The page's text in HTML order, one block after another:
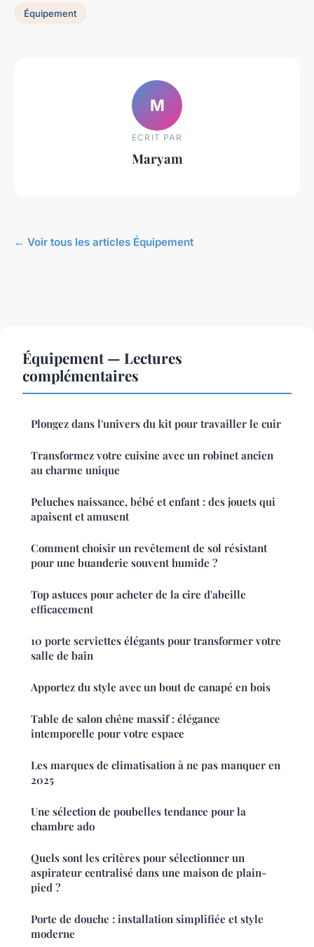
Équipement
M
ECRIT PAR
Maryam
← Voir tous les articles Équipement
Équipement — Lectures
complémentaires
Plongez dans l'univers du kit pour travailler le cuir
Transformez votre cuisine avec un robinet ancien
au charme unique
Peluches naissance, bébé et enfant : des jouets qui
apaisent et amusent
Comment choisir un revêtement de sol résistant
pour une buanderie souvent humide ?
Top astuces pour acheter de la cire d'abeille
efficacement
10 porte serviettes élégants pour transformer votre
salle de bain
Apportez du style avec un bout de canapé en bois
Table de salon chêne massif : élégance
intemporelle pour votre espace
Les marques de climatisation à ne pas manquer en
2025
Une sélection de poubelles tendance pour la
chambre ado
Quels sont les critères pour sélectionner un
aspirateur centralisé dans une maison de plain-
pied ?
Porte de douche : installation simplifiée et style
moderne